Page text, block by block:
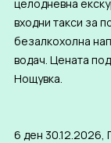
целодневна
входни такси за
безалкохолна
водач. Цената
Нощувка.
6 ден 30.12.2026,